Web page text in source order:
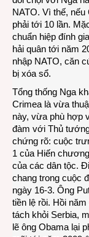
NATO. Vì thế,
phải tới 10 lần.
chuẩn hiệp đính
hải quân tới năm
nhập NATO, căn
bị xóa sổ.
Tổng thống Nga
Crimea là vừa
này, vừa phù hợp
đàm với Thủ
chứng rõ: cuộc
1 của Hiến
của các dân tộc.
chang trong cuộc
ngày 16-3. Ông
tiền lệ rồi. Hồi
tách khỏi Serbia,
lẽ ông Obama lại